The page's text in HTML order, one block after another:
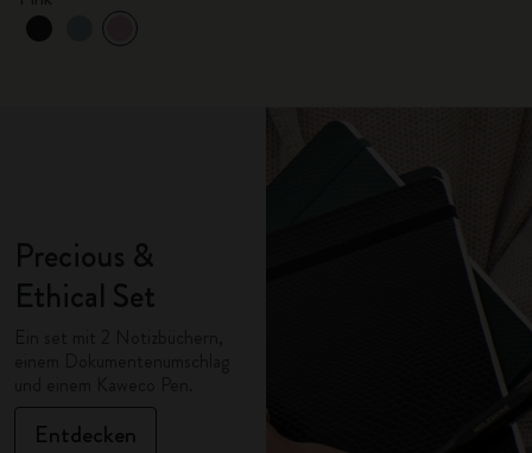
Precious &
Ethical Set
Entdecken